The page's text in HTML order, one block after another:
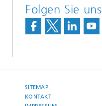
Folgen Sie uns
SITEMAP
KONTAKT